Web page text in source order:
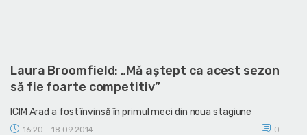
Laura Broomfield: „Mă aştept ca acest sezon
să fie foarte competitiv”
ICIM Arad a fost învinsă în primul meci din noua stagiune
16:20 18.09.2014 0